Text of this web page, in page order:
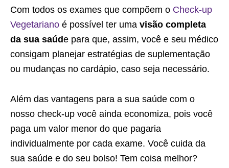
Com todos os exames que compõem o Check-up
Vegetariano é possível ter uma visão completa
da sua saúde para que, assim, você e seu médico
consigam planejar estratégias de suplementação
ou mudanças no cardápio, caso seja necessário.
Além das vantagens para a sua saúde com o
nosso check-up você ainda economiza, pois você
paga um valor menor do que pagaria
individualmente por cada exame. Você cuida da
sua saúde e do seu bolso! Tem coisa melhor?